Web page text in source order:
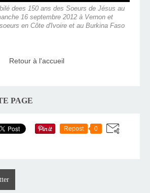
dees 150 ans des Soeurs de Jésus au
16 septembre 2012 à Vernon et
en Côte d'Ivoire et au Burkina Faso
Retour à l'accueil
PAGE
Repost 0